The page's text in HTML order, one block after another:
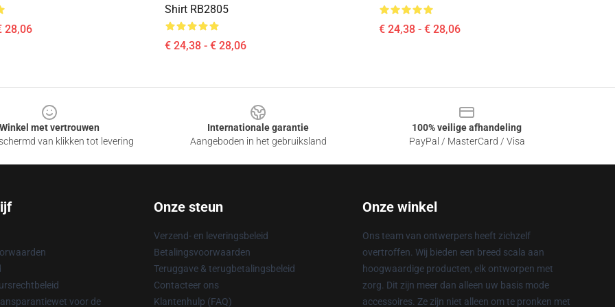
28,06
Shirt RB2805
€ 24,38 - € 28,06
€ 24,38 - € 28,06
Winkel met vertrouwen
van klikken tot levering
Internationale garantie
Aangeboden in het gebruiksland
100% veilige afhandeling
PayPal / MasterCard / Visa
voor de
Onze steun
Verzend- en leveringsbeleid
Betalingsvoorwaarden
Teruggave & terugbetalingsbeleid
Contacteer ons
Klantenhulp (FAQ)
Onze winkel
Ons team van ontwerpers heeft zichzelf
overtroffen. Wij bieden een breed scala aan
hoogwaardige producten, elk ontworpen met
zorg. Dit zijn meer dan alleen uw basis mode
accessoires. Ze zijn niet alleen om te pronken met